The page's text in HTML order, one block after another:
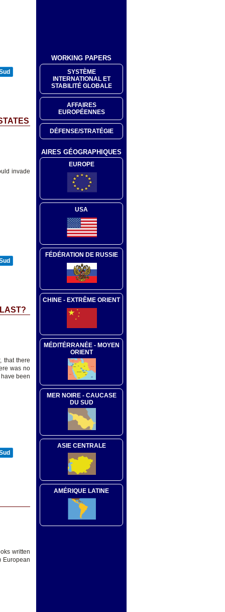
invade
that there
was no
been
written
European
WORKING PAPERS
SYSTÈME
INTERNATIONAL ET
STABILITÉ GLOBALE
AFFAIRES
EUROPÉENNES
DÉFENSE/STRATÉGIE
AIRES GÉOGRAPHIQUES
EUROPE
USA
FÉDÉRATION DE RUSSIE
CHINE - EXTRÊME ORIENT
MÉDITÉRRANÉE - MOYEN
ORIENT
MER NOIRE - CAUCASE
DU SUD
ASIE CENTRALE
AMÉRIQUE LATINE